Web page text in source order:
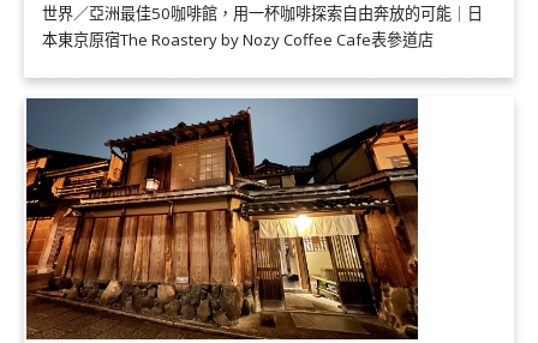
世界／亞洲最佳50咖啡館，用一杯咖啡探索自由奔放的可能｜日
本東京原宿The Roastery by Nozy Coffee Cafe表參道店